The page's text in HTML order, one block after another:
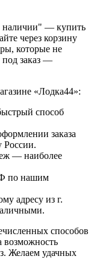
наличии" — купить
через корзину
которые не
под заказ —
«Лодка44»:
способ
заказа
России.
— наиболее
по нашим
адресу из г.
способов
возможность
Желаем удачных